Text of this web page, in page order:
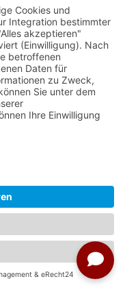
von
die Besucher
auch prachtvolle
die
An den
wurden restauriert
werden.